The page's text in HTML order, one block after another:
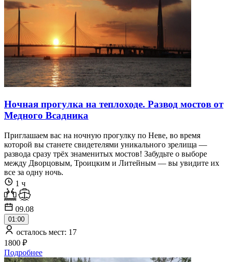
Ночная прогулка на теплоходе. Развод мостов от
Медного Всадника
Приглашаем вас на ночную прогулку по Неве, во время
которой вы станете свидетелями уникального зрелища —
развода сразу трёх знаменитых мостов! Забудьте о выборе
между Дворцовым, Троицким и Литейным — вы увидите их
все за одну ночь.
1 ч
09.08
01:00
осталось мест: 17
1800 ₽
Подробнее